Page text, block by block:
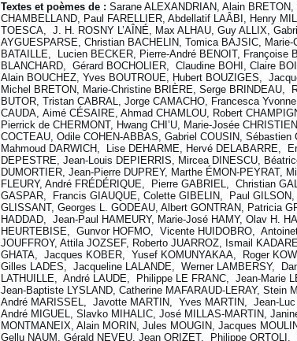
Textes et poèmes de : Sarane ALEXANDRIAN, Alain
CHAMBELLAND, Paul FARELLIER, Abdellatif LAÂBI, Henry
TOESCA, J. H. ROSNY L’AÎNÉ, Max ALHAU, Guy ALLIX,
AYGUESPARSE, Christian BACHELIN, Tomica BAJSIC,
BATAILLE, Lucien BECKER, Pierre-André BENOIT,
BLANCHARD, Gérard BOCHOLIER, Claudine BOHI, Claire
Alain BOUCHEZ, Yves BOUTROUE, Hubert BOUZIGES,
Michel BRETON, Marie-Christine BRIÈRE, Serge BRINDEAU,
BUTOR, Tristan CABRAL, Jorge CAMACHO, Francesca
CAUDA, Aimé CÉSAIRE, Ahmad CHAMLOU, Robert
Pierrick de CHERMONT, Hwang CHI’U, Marie-Josée
COCTEAU, Odile COHEN-ABBAS, Gabriel COUSIN,
Mahmoud DARWICH, Lise DEHARME, Hervé DELABARRE,
DEPESTRE, Jean-Louis DEPIERRIS, Mircea DINESCU,
DUMORTIER, Jean-Pierre DUPREY, Marthe ÉMON-PEYRAT,
FLEURY, André FRÉDÉRIQUE, Pierre GABRIEL, Christian
GASPAR, Francis GIAUQUE, Colette GIBELIN, Paul
GLISSANT, Georges L. GODEAU, Albert GONTRAN, Patricia
HADDAD, Jean-Paul HAMEURY, Marie-José HAMY, Olav H.
HEURTEBISE, Gunvor HOFMO, Vicente HUIDOBRO,
JOUFFROY, Attila JOZSEF, Roberto JUARROZ, Ismail
GHATA, Jacques KOBER, Yusef KOMUNYAKAA, Roger
Gilles LADES, Jacqueline LALANDE, Werner LAMBERSY,
LATHUILLE, André LAUDE, Philippe LE FRANC, Jean-Marie
Jean-Baptiste LYSLAND, Catherine MAFARAUD-LERAY,
André MARISSEL, Javotte MARTIN, Yves MARTIN, Jean-
André MIGUEL, Slavko MIHALIC, José MILLAS-MARTIN,
MONTMANEIX, Alain MORIN, Jules MOUGIN, Jacques
Gellu NAUM, Gérald NEVEU, Jean ORIZET, Philippe